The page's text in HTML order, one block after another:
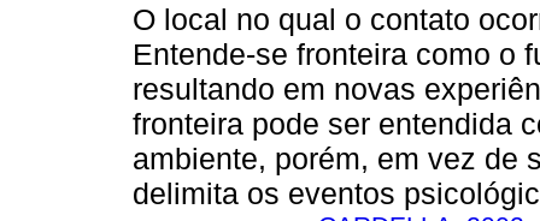
O local no qual o contato
Entende-se fronteira como o
resultando em novas
fronteira pode ser entendida
ambiente, porém, em vez de
delimita os eventos